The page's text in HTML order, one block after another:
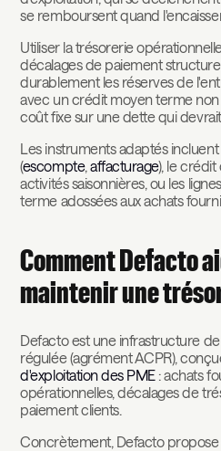
se remboursent quand
Utiliser la trésorerie
décalages de paiement
durablement les réserves de
avec un crédit moyen terme
coût fixe sur une dette qui
Les instruments adaptés
(escompte,affacturage), le
activités saisonnières, ou les
terme adossées aux achats
Comment Defacto
maintenir une
Defacto est une infrastructure
régulée (agrément ACPR),
d'exploitation des PME: achats
opérationnelles, décalages de
paiement clients.
Concrètement, Defacto